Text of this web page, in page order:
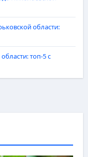
области:
топ-5 с